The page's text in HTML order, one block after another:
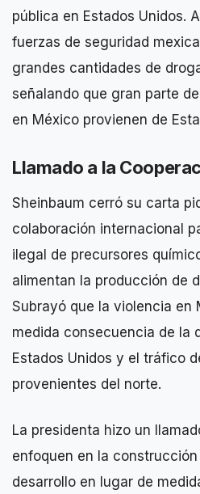
pública en Estados Unidos.
fuerzas de seguridad
grandes cantidades de
señalando que gran parte
en México provienen de
Llamado a la
Sheinbaum cerró su carta
colaboración internacional
ilegal de precursores
alimentan la producción de
Subrayó que la violencia en
medida consecuencia de la
Estados Unidos y el tráfico
provenientes del norte.
La presidenta hizo un
enfoquen en la
desarrollo en lugar de